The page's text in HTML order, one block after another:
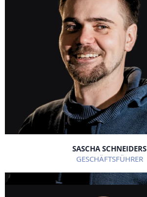
SASCHA SCHNEIDERS
GESCHÄFTSFÜHRER